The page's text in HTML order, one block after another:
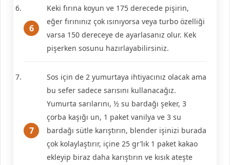
Keki fırına koyun ve 175 derecede pişirin,
eğer fırınınız çok ısınıyorsa veya turbo özelliği
varsa 150 dereceye de ayarlasanız olur. Kek
pişerken sosunu hazırlayabilirsiniz.
Sos için de 2 yumurtaya ihtiyacınız olacak ama
bu sefer sadece sarısını kullanacağız.
Yumurta sarılarını, ½ su bardağı şeker, 3
çorba kaşığı un, 1 paket vanilya ve 3 su
bardağı sütle karıştırın, blender işinizi burada
çok kolaylaştırır, içine 25 gr’lık 1 paket kakao
ekleyip biraz daha karıştırın ve kısık ateşte